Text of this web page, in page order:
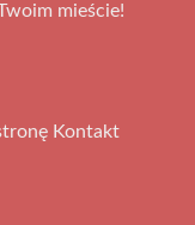
mieście!
Kontakt